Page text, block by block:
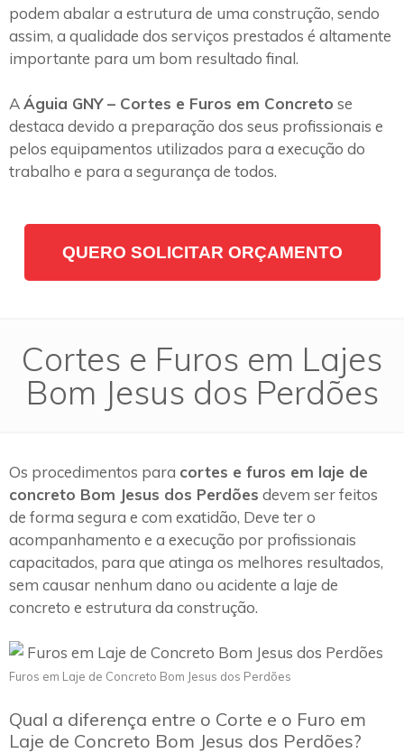
podem abalar a estrutura de uma construção, sendo
assim, a qualidade dos serviços prestados é altamente
importante para um bom resultado final.
AÁguia GNY – Cortes e Furos em Concreto se
destaca devido a preparação dos seus profissionais e
pelos equipamentos utilizados para a execução do
trabalho e para a segurança de todos.
QUERO SOLICITAR ORÇAMENTO
Cortes e Furos em Lajes
Bom Jesus dos Perdões
Os procedimentos para cortes e furos em laje de
concreto Bom Jesus dos Perdões devem ser feitos
de forma segura e com exatidão, Deve ter o
acompanhamento e a execução por profissionais
capacitados, para que atinga os melhores resultados,
sem causar nenhum dano ou acidente a laje de
concreto e estrutura da construção.
Furos em Laje de Concreto Bom Jesus dos Perdões
Qual a diferença entre o Corte e o Furo em
Laje de Concreto Bom Jesus dos Perdões?